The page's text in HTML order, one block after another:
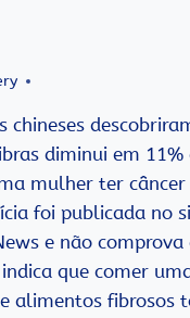
chineses
diminui em 11%
mulher ter câncer
foi publicada no
e não comprova
que comer
alimentos fibrosos